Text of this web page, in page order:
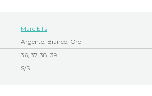
Marc Ellis
Argento, Bianco, Oro
36, 37, 38, 39
S/S